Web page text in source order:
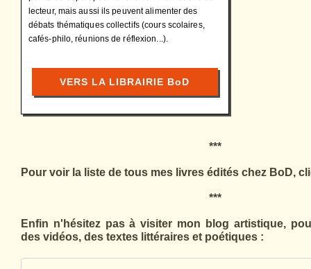
lecteur, mais aussi ils peuvent alimenter des
débats thématiques collectifs (cours scolaires,
cafés-philo, réunions de réflexion...).
VERS LA LIBRAIRIE BoD
***
Pour voir la liste de tous mes livres édités chez BoD,
***
Enfin n'hésitez pas à visiter mon blog artistique,
des vidéos, des textes littéraires et poétiques :